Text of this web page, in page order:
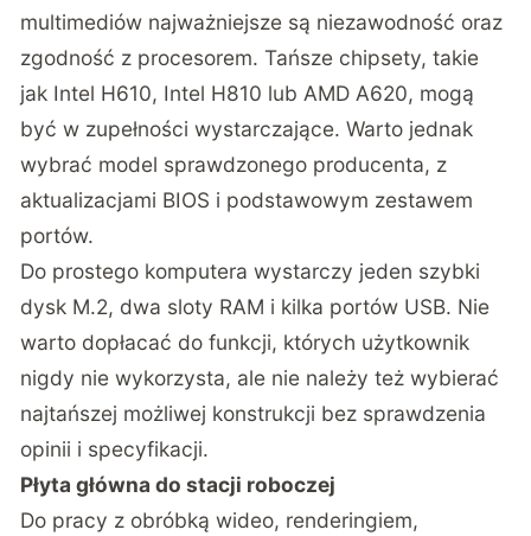
multimediów najważniejsze są niezawodność oraz
zgodność z procesorem. Tańsze chipsety, takie
jak Intel H610, Intel H810 lub AMD A620, mogą
być w zupełności wystarczające. Warto jednak
wybrać model sprawdzonego producenta, z
aktualizacjami BIOS i podstawowym zestawem
portów.
Do prostego komputera wystarczy jeden szybki
dysk M.2, dwa sloty RAM i kilka portów USB. Nie
warto dopłacać do funkcji, których użytkownik
nigdy nie wykorzysta, ale nie należy też wybierać
najtańszej możliwej konstrukcji bez sprawdzenia
opinii i specyfikacji.
Płyta główna do stacji roboczej
Do pracy z obróbką wideo, renderingiem,